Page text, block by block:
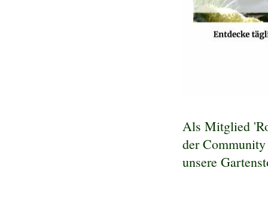
Als Mitglied
der
unsere